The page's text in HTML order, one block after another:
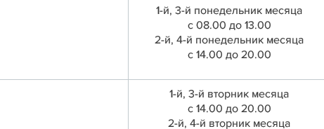
1-й, 3-й понедельник месяца
с 08.00 до 13.00
2-й, 4-й понедельник месяца
с 14.00 до 20.00
1-й, 3-й вторник месяца
с 14.00 до 20.00
2-й, 4-й вторник месяца